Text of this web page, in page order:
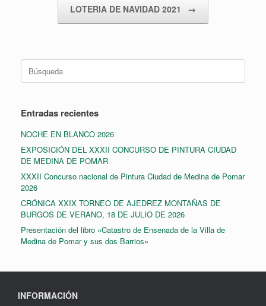
LOTERIA DE NAVIDAD 2021 →
Entradas recientes
NOCHE EN BLANCO 2026
EXPOSICIÓN DEL XXXII CONCURSO DE PINTURA CIUDAD
DE MEDINA DE POMAR
XXXII Concurso nacional de Pintura Ciudad de Medina de Pomar
2026
CRÓNICA XXIX TORNEO DE AJEDREZ MONTAÑAS DE
BURGOS DE VERANO, 18 DE JULIO DE 2026
Presentación del libro «Catastro de Ensenada de la Villa de
Medina de Pomar y sus dos Barrios»
INFORMACIÓN